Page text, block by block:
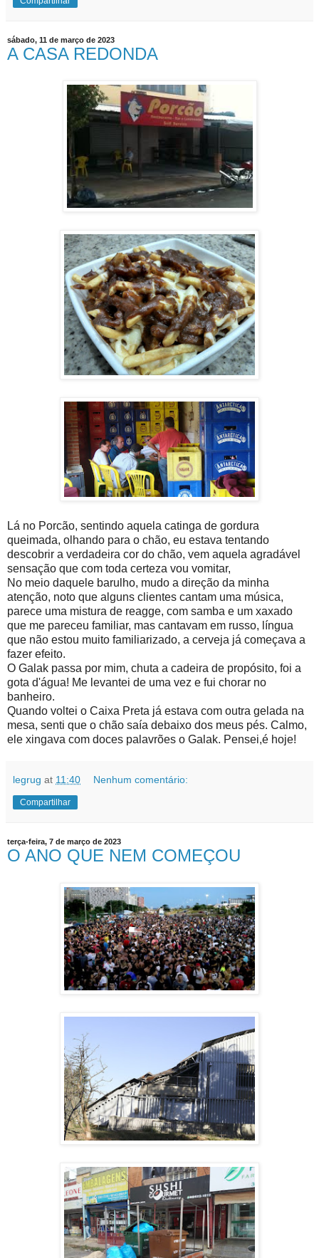
sábado, 11 de março de 2023
A CASA REDONDA
Lá no Porcão, sentindo aquela catinga de gordura
queimada, olhando para o chão, eu estava tentando
descobrir a verdadeira cor do chão, vem aquela agradável
sensação que com toda certeza vou vomitar,
No meio daquele barulho, mudo a direção da minha
atenção, noto que alguns clientes cantam uma música,
parece uma mistura de reagge, com samba e um xaxado
que me pareceu familiar, mas cantavam em russo, língua
que não estou muito familiarizado, a cerveja já começava a
fazer efeito.
O Galak passa por mim, chuta a cadeira de propósito, foi a
gota d'água! Me levantei de uma vez e fui chorar no
banheiro.
Quando voltei o Caixa Preta já estava com outra gelada na
mesa, senti que o chão saía debaixo dos meus pés. Calmo,
ele xingava com doces palavrões o Galak. Pensei,é hoje!
legrug at 11:40 Nenhum comentário:
Compartilhar
terça-feira, 7 de março de 2023
O ANO QUE NEM COMEÇOU